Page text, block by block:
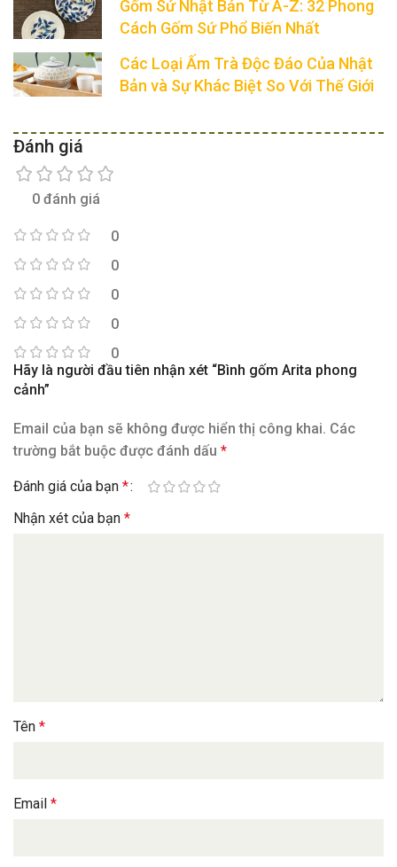
Gốm Sứ Nhật Bản Từ A-Z: 32 Phong
Cách Gốm Sứ Phổ Biến Nhất
Các Loại Ấm Trà Độc Đáo Của Nhật
Bản và Sự Khác Biệt So Với Thế Giới
Đánh giá
0 đánh giá
0
0
0
0
0
Hãy là người đầu tiên nhận xét “Bình gốm Arita phong
cảnh”
Email của bạn sẽ không được hiển thị công khai. Các
trường bắt buộc được đánh dấu*
Đánh giá của bạn*
Nhận xét của bạn*
Tên*
Email*